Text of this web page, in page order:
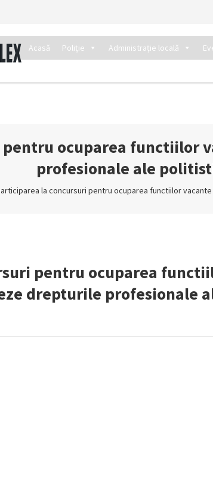
Acasă Poliție Administrație locală
ocuparea functiilor
profesionale ale
la concursuri pentru ocuparea functiilor
pentru ocuparea
drepturile profesionale